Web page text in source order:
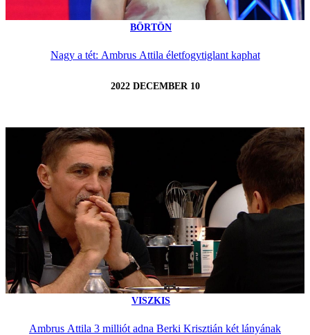
BÖRTÖN
Nagy a tét: Ambrus Attila életfogytiglant kaphat
2022 DECEMBER 10
VISZKIS
Ambrus Attila 3 milliót adna Berki Krisztián két lányának